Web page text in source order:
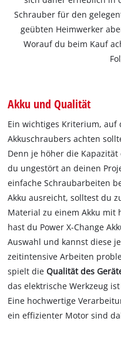
Schrauber für den
geübten Heimwerker
Worauf du beim Kauf
Akku und Qualität
Ein wichtiges Kriterium, auf
Akkuschraubers achten
Denn je höher die
du ungestört an deinen
einfache Schraubarbeiten
Akku ausreicht, solltest du
Material zu einem Akku mit
hast du Power X-Change
Auswahl und kannst diese
zeitintensive Arbeiten
spielt dieQualität des
das elektrische Werkzeug
Eine hochwertige
ein effizienter Motor sind